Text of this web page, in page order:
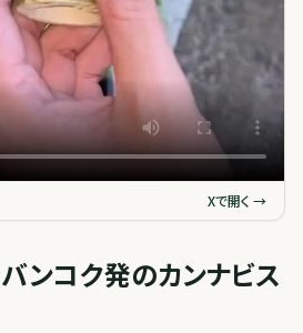
Xで開く →
ンコク発のカンナビス